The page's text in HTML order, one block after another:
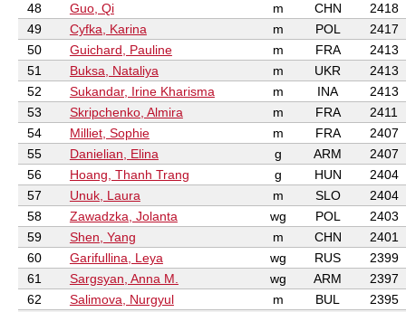
48
Guo, Qi m CHN
2418
49
Cyfka, Karina m POL
2417
50
Guichard, Pauline m FRA
2413
51
Buksa, Nataliya m UKR
2413
52
Sukandar, Irine Kharisma m INA
2413
53
Skripchenko, Almira m FRA
2411
54
Milliet, Sophie m FRA
2407
55
Danielian, Elina g ARM
2407
56
Hoang, Thanh Trang g HUN
2404
57
Unuk, Laura m SLO
2404
58
Zawadzka, Jolanta wg POL
2403
59
Shen, Yang m CHN
2401
60
Garifullina, Leya wg RUS
2399
61
Sargsyan, Anna M. wg ARM
2397
62
Salimova, Nurgyul m BUL
2395